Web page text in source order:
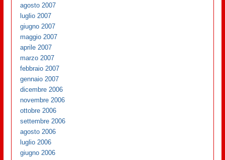
agosto 2007
luglio 2007
giugno 2007
maggio 2007
aprile 2007
marzo 2007
febbraio 2007
gennaio 2007
dicembre 2006
novembre 2006
ottobre 2006
settembre 2006
agosto 2006
luglio 2006
giugno 2006